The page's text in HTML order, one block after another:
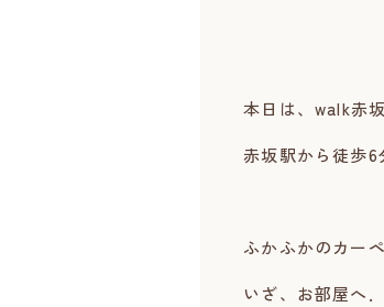
本日は、walk赤
赤坂駅から徒歩6
ふかふかのカー
いざ、お部屋へ